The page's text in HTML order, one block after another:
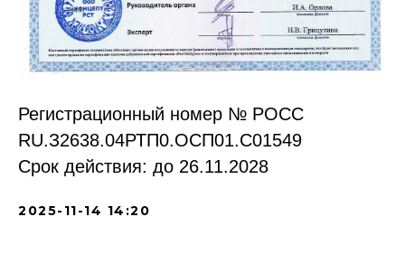
Регистрационный номер № РОСС
RU.З2638.04РТП0.OCП01.С01549
Срок действия: до 26.11.2028
2025-11-14 14:20